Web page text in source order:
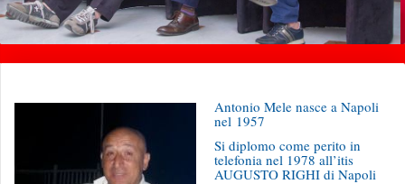
Antonio Mele nasce a Napoli
nel 1957
Si diplomo come perito in
telefonia nel 1978 all’itis
AUGUSTO RIGHI di Napoli